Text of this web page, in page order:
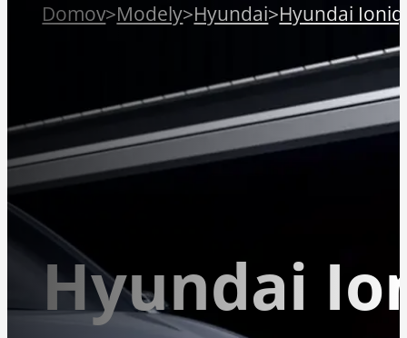
Domov>Modely>Hyundai>Hyundai
Hyundai